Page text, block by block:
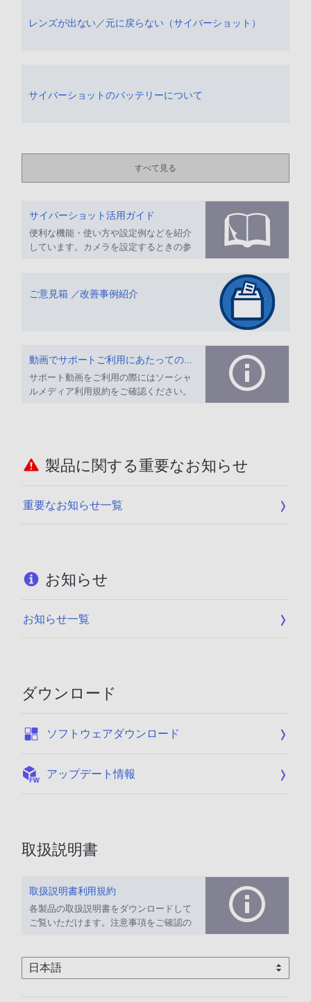
レンズが出ない／元に戻らない（サイバーショット）
サイバーショットのバッテリーについて
すべて見る
サイバーショット活用ガイド
便利な機能・使い方や設定例などを紹介
しています。カメラを設定するときの参
ご意見箱 ／改善事例紹介
動画でサポートご利用にあたってのお願い
サポート動画をご利用の際にはソーシャ
ルメディア利用規約をご確認ください。
製品に関する重要なお知らせ
重要なお知らせ一覧
お知らせ
お知らせ一覧
ダウンロード
ソフトウェアダウンロード
アップデート情報
取扱説明書
取扱説明書利用規約
各製品の取扱説明書をダウンロードして
ご覧いただけます。注意事項をご確認の